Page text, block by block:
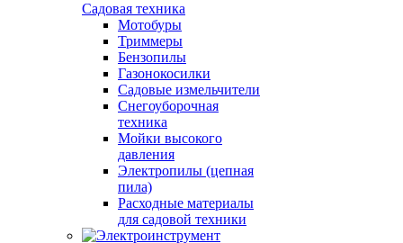
Садовая техника
Мотобуры
Триммеры
Бензопилы
Газонокосилки
Садовые измельчители
Снегоуборочная
техника
Мойки высокого
давления
Электропилы (цепная
пила)
Расходные материалы
для садовой техники